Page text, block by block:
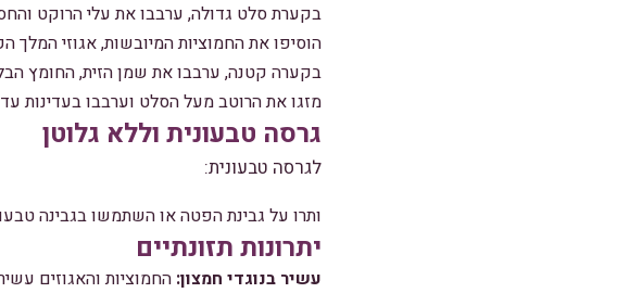
בקערת סלט גדולה, ערבבו את עלי הרוקט
הוסיפו את החמוציות המיובשות, אגוזי
בקערה קטנה, ערבבו את שמן הזית, החומץ
מזגו את הרוטב מעל הסלט וערבבו בעדינות
גרסה טבעונית וללא גלוטן
לגרסה טבעונית:
ותרו על גבינת הפטה או השתמשו בגבינה
יתרונות תזונתיים
עשיר בנוגדי חמצון: החמוציות והאגוזים